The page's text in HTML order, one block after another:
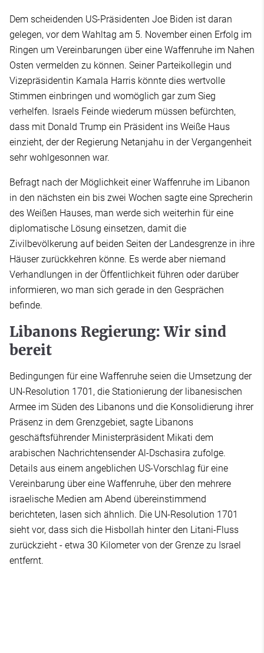
Dem scheidenden US-Präsidenten Joe Biden ist daran
gelegen, vor dem Wahltag am 5. November einen Erfolg im
Ringen um Vereinbarungen über eine Waffenruhe im Nahen
Osten vermelden zu können. Seiner Parteikollegin und
Vizepräsidentin Kamala Harris könnte dies wertvolle
Stimmen einbringen und womöglich gar zum Sieg
verhelfen. Israels Feinde wiederum müssen befürchten,
dass mit Donald Trump ein Präsident ins Weiße Haus
einzieht, der der Regierung Netanjahu in der Vergangenheit
sehr wohlgesonnen war.
Befragt nach der Möglichkeit einer Waffenruhe im Libanon
in den nächsten ein bis zwei Wochen sagte eine Sprecherin
des Weißen Hauses, man werde sich weiterhin für eine
diplomatische Lösung einsetzen, damit die
Zivilbevölkerung auf beiden Seiten der Landesgrenze in ihre
Häuser zurückkehren könne. Es werde aber niemand
Verhandlungen in der Öffentlichkeit führen oder darüber
informieren, wo man sich gerade in den Gesprächen
befinde.
Libanons Regierung: Wir sind
bereit
Bedingungen für eine Waffenruhe seien die Umsetzung der
UN-Resolution 1701, die Stationierung der libanesischen
Armee im Süden des Libanons und die Konsolidierung ihrer
Präsenz in dem Grenzgebiet, sagte Libanons
geschäftsführender Ministerpräsident Mikati dem
arabischen Nachrichtensender Al-Dschasira zufolge.
Details aus einem angeblichen US-Vorschlag für eine
Vereinbarung über eine Waffenruhe, über den mehrere
israelische Medien am Abend übereinstimmend
berichteten, lasen sich ähnlich. Die UN-Resolution 1701
sieht vor, dass sich die Hisbollah hinter den Litani-Fluss
zurückzieht - etwa 30 Kilometer von der Grenze zu Israel
entfernt.